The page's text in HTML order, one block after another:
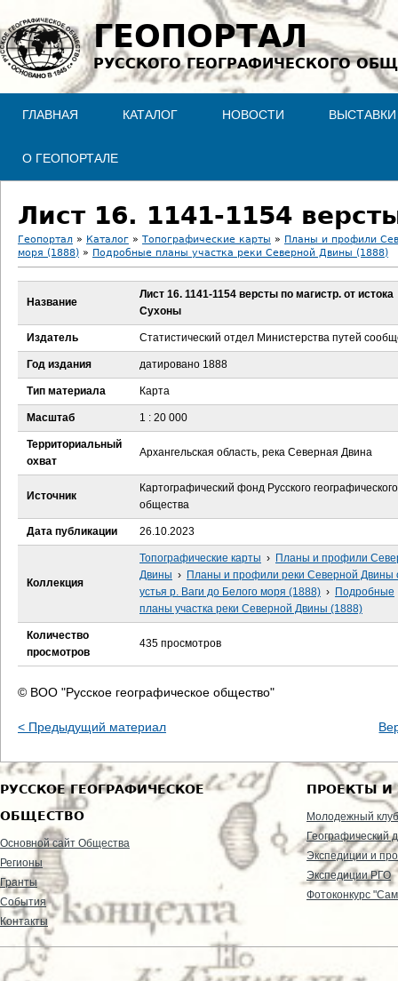
Jump to navigation
ГЕОПОРТАЛ
РУССКОГО ГЕОГРАФИЧЕСКОГО
ГЛАВНАЯ КАТАЛОГ НОВОСТИ ВЫСТАВКИ
О ГЕОПОРТАЛЕ
В
ы
д
е
с
ь
Геопортал » Каталог » Топографические карты » Планы и профили
моря (1888) » Подробные планы участка реки Северной Двины (1888)
Название
Лист 16. 1141-1154 версты по магистр. от истока
Сухоны
Издатель Статистический отдел Министерства путей
Год издания датировано 1888
Тип материала Карта
Масштаб 1 : 20 000
Территориальный
охват
Архангельская область, река Северная Двина
Источник
Картографический фонд Русского географического
общества
Дата публикации 26.10.2023
Коллекция
Топографические карты › Планы и профили
Двины › Планы и профили реки Северной Двины
устья р. Ваги до Белого моря (1888) › Подробные
планы участка реки Северной Двины (1888)
Количество
просмотров
435 просмотров
© ВОО "Русское географическое общество"
< Предыдущий материал
РУССКОЕ ГЕОГРАФИЧЕСКОЕ
ОБЩЕСТВО
Основной сайт Общества
Регионы
Гранты
События
Контакты
ПРОЕКТЫ И
Молодежный клуб
Географический
Экспедиции и
Экспедиции РГО
Фотоконкурс